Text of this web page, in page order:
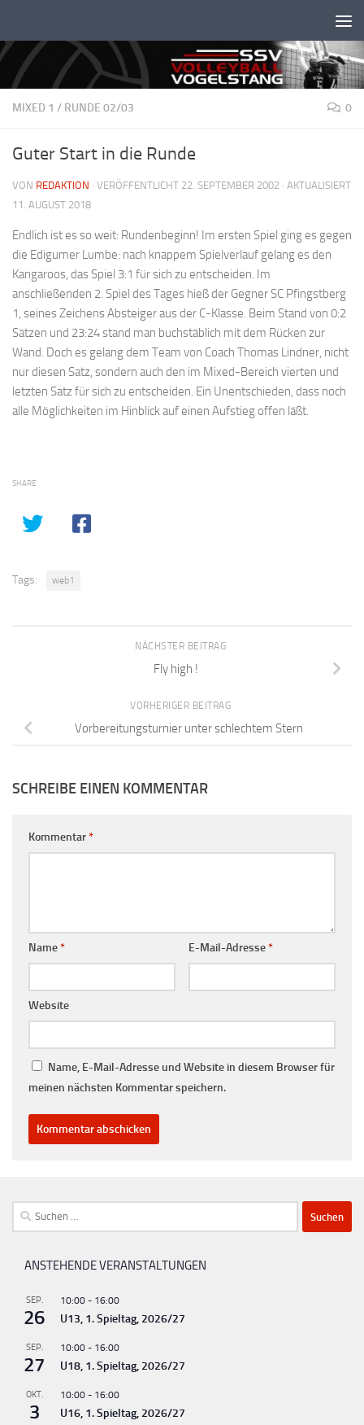
MIXED 1 / RUNDE 02/03 0
Guter Start in die Runde
VON REDAKTION · VERÖFFENTLICHT 22. SEPTEMBER 2002 · AKTUALISIERT
11. AUGUST 2018
Endlich ist es so weit: Rundenbeginn! Im ersten Spiel ging es gegen
die Edigumer Lumbe: nach knappem Spielverlauf gelang es den
Kangaroos, das Spiel 3:1 für sich zu entscheiden. Im
anschließenden 2. Spiel des Tages hieß der Gegner SC Pfingstberg
1, seines Zeichens Absteiger aus der C-Klasse. Beim Stand von 0:2
Sätzen und 23:24 stand man buchstäblich mit dem Rücken zur
Wand. Doch es gelang dem Team von Coach Thomas Lindner, nicht
nur diesen Satz, sondern auch den im Mixed-Bereich vierten und
letzten Satz für sich zu entscheiden. Ein Unentschieden, dass noch
alle Möglichkeiten im Hinblick auf einen Aufstieg offen läßt.
SHARE
Tags: web1
NÄCHSTER BEITRAG
Fly high !
VORHERIGER BEITRAG
Vorbereitungsturnier unter schlechtem Stern
SCHREIBE EINEN KOMMENTAR
Kommentar*
Name* E-Mail-Adresse*
Website
Name, E-Mail-Adresse und Website in diesem Browser für
meinen nächsten Kommentar speichern.
Suchen
nach:
ANSTEHENDE VERANSTALTUNGEN
SEP.
26
10:00 - 16:00
U13, 1. Spieltag, 2026/27
SEP.
27
10:00 - 16:00
U18, 1. Spieltag, 2026/27
OKT.
3
10:00 - 16:00
U16, 1. Spieltag, 2026/27